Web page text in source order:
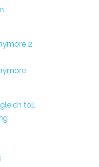
2
toll